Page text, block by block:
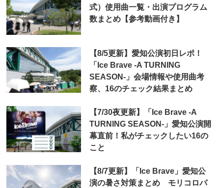
式）使用曲一覧・出演プログラム
数まとめ【参考動画付き】
【8/5更新】愛知公演初日レポ！
「Ice Brave -A TURNING
SEASON-」会場情報や使用曲考
察、16のチェック結果まとめ
【7/30夜更新】「Ice Brave -A
TURNING SEASON-」愛知公演開
幕直前！私がチェックしたい16の
こと
【8/7更新】「Ice Brave」愛知公
演の暑さ対策まとめ モリコロパ